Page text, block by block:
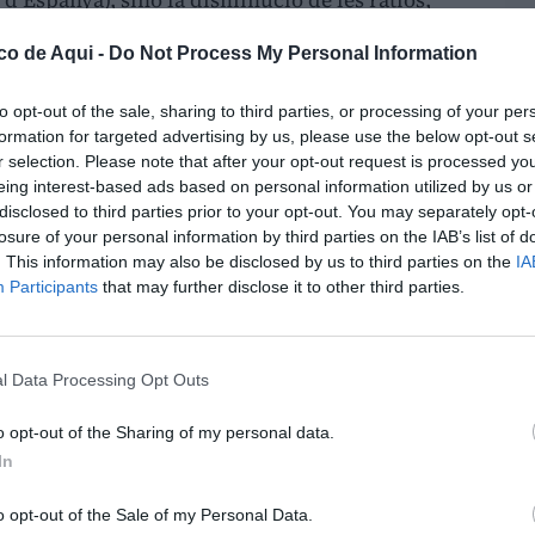
de Aqui - Do Not Process My Personal Information
opt-out of the sale, sharing to third parties, or processing of your
for targeted advertising by us, please use the below opt-out
selection. Please note that after your opt-out request is processed
interest-based ads based on personal information utilized by us
to third parties prior to your opt-out. You may separately
of your personal information by third parties on the IAB’s list of
This information may also be disclosed by us to third parties on the
Participants that may further disclose it to other third parties.
Data Processing Opt Outs
opt-out of the Sharing of my personal data.
opt-out of the Sale of my Personal Data.
dels recursos necessaris per a impartir
de molta burocràcia inútil, la inclusió real
especials, la no supressió de cursos
als docents d’una major autoritat...
des de xiquet la meua família s’ha
formació (pública), ja que com em deia el
algo li costa... i de que al final el treball
últims anys, que açò no ve d’ara, el
es degrada més. S’ha baixat el
memorització i, a més a més, el nostre